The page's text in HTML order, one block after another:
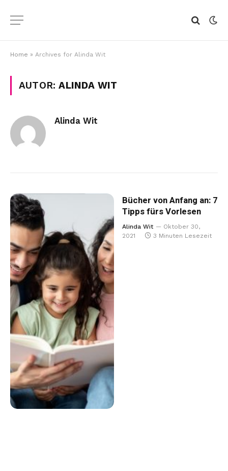
Home » Archives for Alinda Wit
AUTOR:ALINDA WIT
Alinda Wit
Bücher von Anfang an: 7
Tipps fürs Vorlesen
Alinda Wit
Oktober 30,
2021
3 Minuten Lesezeit